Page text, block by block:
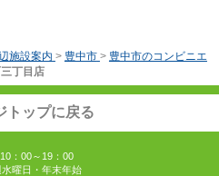
施設案内 > 豊中市 > 豊中市のコンビニエ
丁目店
トップに戻る
：00～19：00
曜日・年末年始